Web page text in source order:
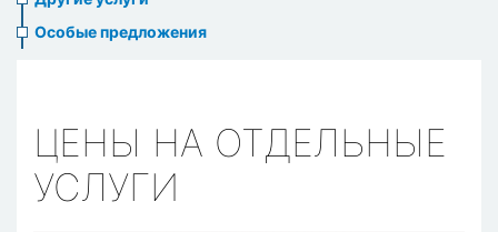
Особые предложения
ЦЕНЫ НА ОТДЕЛЬНЫЕ
УСЛУГИ